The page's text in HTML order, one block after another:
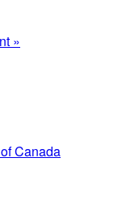
»
Canada